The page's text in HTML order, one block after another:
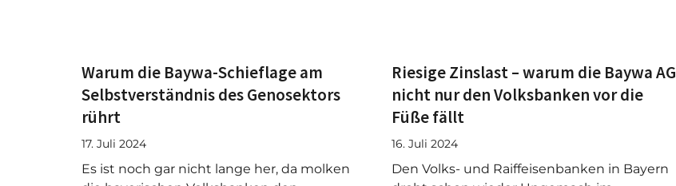
Warum die Baywa-Schieflage am
Selbstverständnis des Genosektors
rührt
17. Juli 2024
Es ist noch gar nicht lange her, da molken
Riesige Zinslast – warum die Baywa AG
nicht nur den Volksbanken vor die
Füße fällt
16. Juli 2024
Den Volks- und Raiffeisenbanken in Bayern